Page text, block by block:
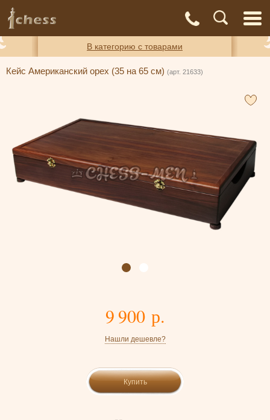
и оплата
В категорию с товарами
Кейс Американский орех (35 на 65 см) (арт. 21633)
9 900 р.
Нашли дешевле?
Купить